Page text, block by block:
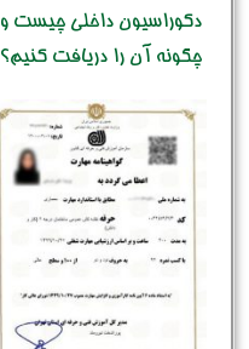
دکوراسیون داخلی چیست و
چگونه آن را دریافت کنیم؟